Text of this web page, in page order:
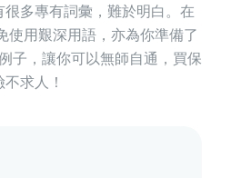
多專有詞彙，難於明白。在
用艱深用語，亦為你準備了
子，讓你可以無師自通，買保
不求人！